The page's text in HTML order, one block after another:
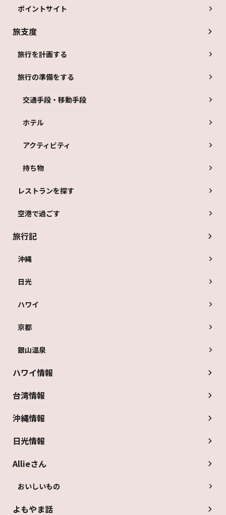
ポイントサイト
旅支度
旅行を計画する
旅行の準備をする
交通手段・移動手段
ホテル
アクティビティ
持ち物
レストランを探す
空港で過ごす
旅行記
沖縄
日光
ハワイ
京都
銀山温泉
ハワイ情報
台湾情報
沖縄情報
日光情報
Allieさん
おいしいもの
よもやま話